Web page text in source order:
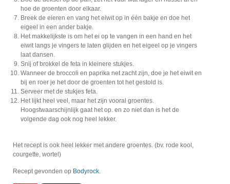
hoe de groenten door elkaar.
Breek de eieren en vang het eiwit op in één bakje en doe het
eigeel in een ander bakje.
Het makkelijkste is om het ei op te vangen in een hand en het
eiwit langs je vingers te laten glijden en het eigeel op je vingers
laat dansen.
Snij of brokkel de feta in kleinere stukjes.
Wanneer de broccoli en paprika net zacht zijn, doe je het eiwit en
bij en roer je het door de groenten tot het gestold is.
Serveer met de stukjes feta.
Het lijkt heel veel, maar het zijn vooral groentes.
Hoogstwaarschijnlijk gaat het op. en zo niet dan is het de
volgende dag ook nog heel lekker.
Het recept is ook heel lekker met andere groentes. (bv. rode kool,
courgette, wortel)
Recept gevonden op Bodyrock.